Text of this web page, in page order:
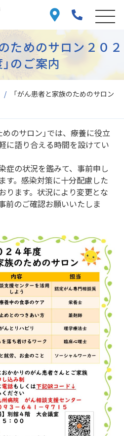
「がん患者と家族のためのサロン
ためのサロン２０２
のご案内
のサロン」では、療養に役立
に語り合える時間を設けてい
症の状況を鑑みて、事前申し
す。感染対策に十分配慮した
ります。状況により変更とな
前のご確認お願いいたしま